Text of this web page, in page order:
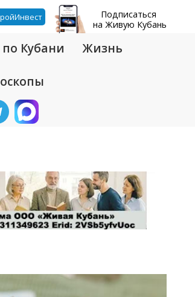
Подписаться
на Живую Кубань
Кубани Жизнь